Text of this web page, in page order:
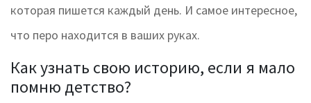
которая пишется каждый день. И самое интересное,
что перо находится в ваших руках.
Как узнать свою историю, если я мало
помню детство?